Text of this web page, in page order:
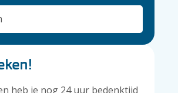
heb je nog 24 uur bedenktijd